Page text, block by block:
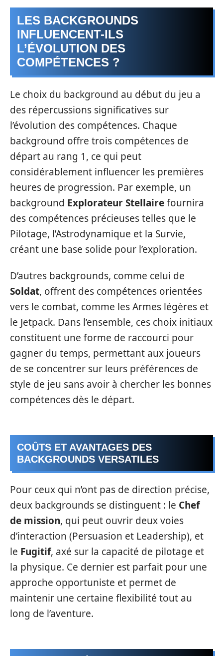
LES BACKGROUNDS
INFLUENCENT-ILS
L’ÉVOLUTION DES
COMPÉTENCES ?
Le choix du background au début du jeu a
des répercussions significatives sur
l’évolution des compétences. Chaque
background offre trois compétences de
départ au rang 1, ce qui peut
considérablement influencer les premières
heures de progression. Par exemple, un
background Explorateur Stellairefournira
des compétences précieuses telles que le
Pilotage, l’Astrodynamique et la Survie,
créant une base solide pour l’exploration.
D’autres backgrounds, comme celui de
Soldat, offrent des compétences orientées
vers le combat, comme les Armes légères et
le Jetpack. Dans l’ensemble, ces choix initiaux
constituent une forme de raccourci pour
gagner du temps, permettant aux joueurs
de se concentrer sur leurs préférences de
style de jeu sans avoir à chercher les bonnes
compétences dès le départ.
COÛTS ET AVANTAGES DES
BACKGROUNDS VERSATILES
Pour ceux qui n’ont pas de direction précise,
deux backgrounds se distinguent : le Chef
de mission, qui peut ouvrir deux voies
d’interaction (Persuasion et Leadership), et
le Fugitif, axé sur la capacité de pilotage et
la physique. Ce dernier est parfait pour une
approche opportuniste et permet de
maintenir une certaine flexibilité tout au
long de l’aventure.